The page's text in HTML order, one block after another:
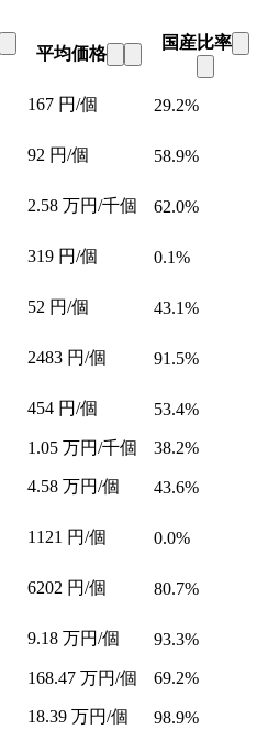
平均価格
国産比率
167 円/個 29.2%
92 円/個 58.9%
2.58 万円/千個 62.0%
319 円/個 0.1%
52 円/個 43.1%
2483 円/個 91.5%
454 円/個 53.4%
1.05 万円/千個 38.2%
4.58 万円/個 43.6%
1121 円/個 0.0%
6202 円/個 80.7%
9.18 万円/個 93.3%
168.47 万円/個 69.2%
18.39 万円/個 98.9%